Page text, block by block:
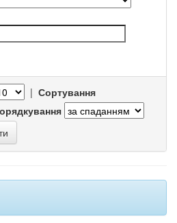
| Сортування